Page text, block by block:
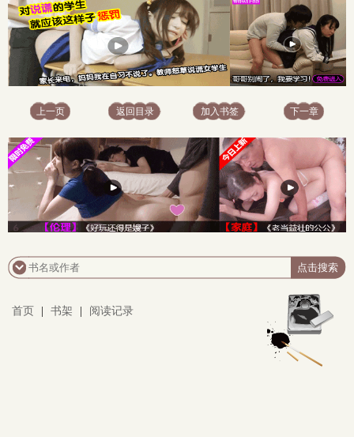
上一页 返回目录 加入书签 下一章
首页 书架 阅读记录